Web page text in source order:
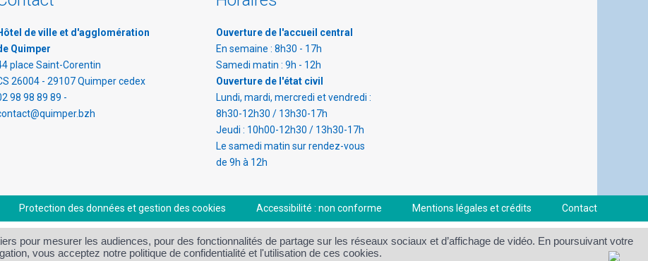
de ville et d'agglomération
Quimper
place Saint-Corentin
26004 - 29107 Quimper cedex
98 98 89 89 -
Ouverture de l'accueil central
En semaine : 8h30 - 17h
Samedi matin : 9h - 12h
Ouverture de l'état civil
Lundi, mardi, mercredi et vendredi :
8h30-12h30 / 13h30-17h
Jeudi : 10h00-12h30 / 13h30-17h
Le samedi matin sur rendez-vous
de 9h à 12h
Protection des données et gestion des cookies Accessibilité : non conforme Mentions légales et crédits Contact
pour mesurer les audiences, pour des fonctionnalités de partage sur les réseaux sociaux et d’affichage de vidéo. En poursuivant votre
vous acceptez notre politique de confidentialité et l'utilisation de ces cookies.